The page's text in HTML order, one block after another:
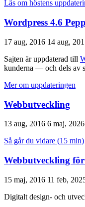
Läs om höstens
Wordpress 4.6
17 aug, 2016 14 aug,
Sajten är uppdaterad till
kunderna — och dels av
Mer om uppdateringen
Webb­utveckling
13 aug, 2016 6 maj, 2026
Så går du vidare (15 min)
Webbutveckling
15 maj, 2016 11 feb,
Digitalt design- och